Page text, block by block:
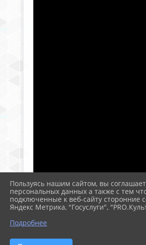
Пользуясь нашим сайтом, вы
персональных данных а также с тем
подключенные к веб-сайту сторонние
Яндекс Метрика, "Госуслуги",
Подробнее